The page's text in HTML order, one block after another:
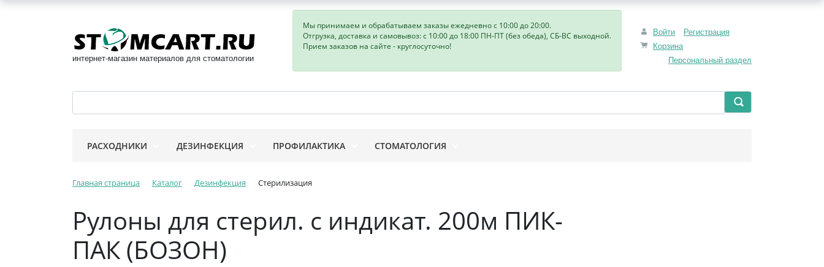
интернет-магазин материалов для стоматологии
Войти
Регистрация
Корзина
Персональный раздел
Мы принимаем и обрабатываем заказы ежедневно с 10:00 до 20:00.
Отгрузка, доставка и самовывоз: с 10:00 до 18:00 ПН-ПТ (без обеда), СБ-ВС выходной.
Прием заказов на сайте - круглосуточно!
РАСХОДНИКИ ДЕЗИНФЕКЦИЯ ПРОФИЛАКТИКА СТОМАТОЛОГИЯ
Главная страница Каталог Дезинфекция Стерилизация
Рулоны для стерил. с индикат. 200м ПИК-
ПАК (БОЗОН)